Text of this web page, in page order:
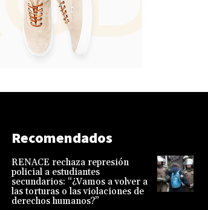
Recomendados
RENACE rechaza represión
policial a estudiantes
secundarios: “¿Vamos a volver a
las torturas o las violaciones de
derechos humanos?”